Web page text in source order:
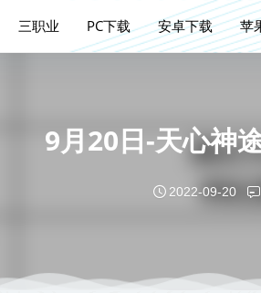
三职业 PC下载 安卓下载 苹
9月20日-天心神
2022-09-20